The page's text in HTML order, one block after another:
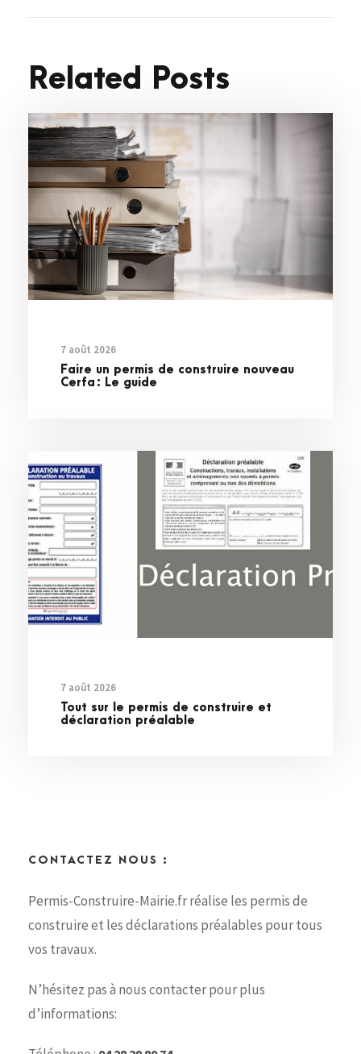
Related Posts
7 août 2026
Faire un permis de construire nouveau
Cerfa : Le guide
7 août 2026
Tout sur le permis de construire et
déclaration préalable
CONTACTEZ NOUS :
Permis-Construire-Mairie.fr réalise les permis de
construire et les déclarations préalables pour tous
vos travaux.
N’hésitez pas à nous contacter pour plus
d’informations: